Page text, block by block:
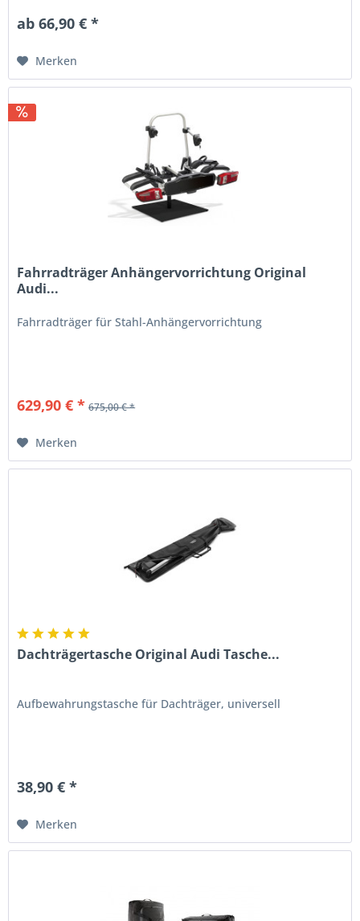
ab 66,90 € *
Merken
Fahrradträger Anhängervorrichtung Original
Audi...
Fahrradträger für Stahl-Anhängervorrichtung
629,90 € * 675,00 € *
Merken
Dachträgertasche Original Audi Tasche...
Aufbewahrungstasche für Dachträger, universell
38,90 € *
Merken